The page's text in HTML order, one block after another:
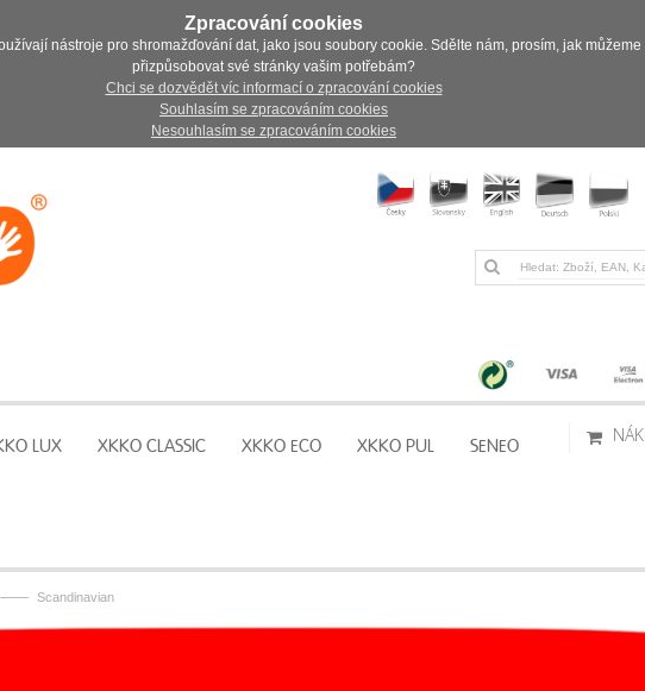
Zpracování cookies
nástroje pro shromažďování dat, jako jsou soubory cookie. Sdělte nám, prosím, jak
přizpůsobovat své stránky vašim potřebám?
Chci se dozvědět víc informací o zpracování cookies
Souhlasím se zpracováním cookies
Nesouhlasím se zpracováním cookies
LUX XKKO CLASSIC XKKO ECO XKKO PUL SENEO
—— Scandinavian